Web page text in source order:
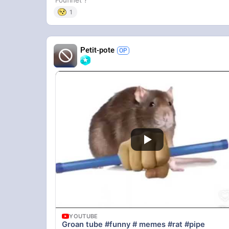
1
Petit-pote
YOUTUBE
Groan tube #funny # memes #rat #pipe